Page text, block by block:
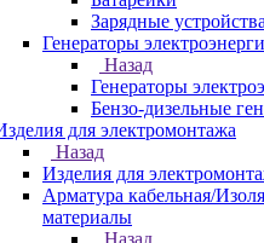
Зарядные устройства
Генераторы
Назад
Генераторы
Бензо-дизельные
для электромонтажа
Назад
Изделия для
Арматура кабельная/
материалы
Назад